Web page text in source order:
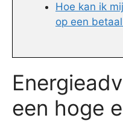
Hoe kan ik
op een
een hoge